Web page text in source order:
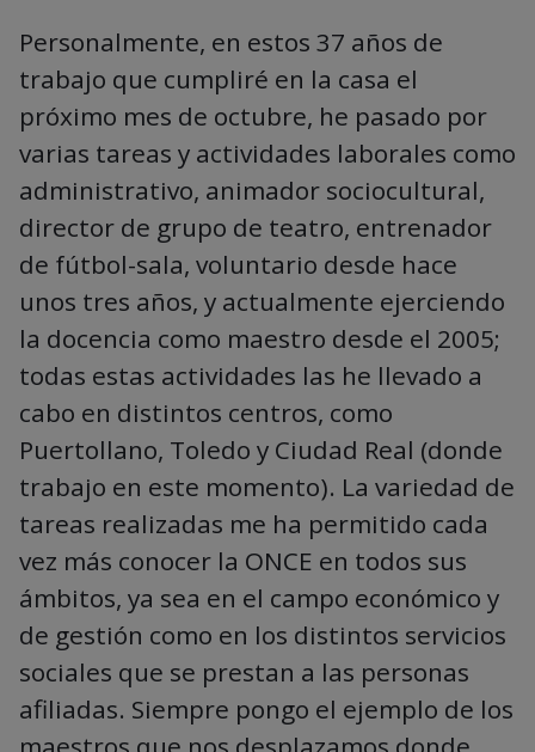
Personalmente, en estos 37 años de
trabajo que cumpliré en la casa el
próximo mes de octubre, he pasado por
varias tareas y actividades laborales como
administrativo, animador sociocultural,
director de grupo de teatro, entrenador
de fútbol-sala, voluntario desde hace
unos tres años, y actualmente ejerciendo
la docencia como maestro desde el 2005;
todas estas actividades las he llevado a
cabo en distintos centros, como
Puertollano, Toledo y Ciudad Real (donde
trabajo en este momento). La variedad de
tareas realizadas me ha permitido cada
vez más conocer la ONCE en todos sus
ámbitos, ya sea en el campo económico y
de gestión como en los distintos servicios
sociales que se prestan a las personas
afiliadas. Siempre pongo el ejemplo de los